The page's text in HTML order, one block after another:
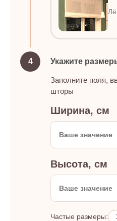
4 Укажите
Заполните поля,
шторы
Ширина, см
Высота, см
Частые размеры: